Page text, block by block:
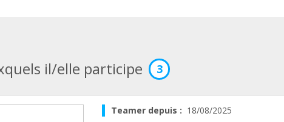
il/elle participe 3
Teamer depuis : 18/08/2025